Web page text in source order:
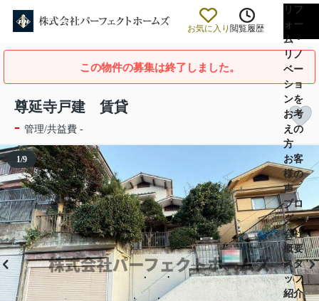
お気に入り 閲覧履歴
リフ
ォー
ム・
リノ
ベー
ショ
ンを
お考
えの
方
お客
様の
声
ブロ
グ
会社
概要
スタ
ッフ
紹介
この物件の募集は終了しました。
尊延寺戸建 賃貸
- 管理/共益費 -
1/9